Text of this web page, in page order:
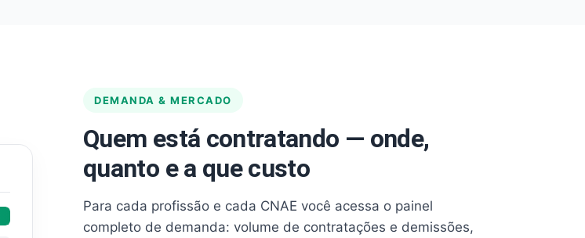
DEMANDA & MERCADO
Quem está contratando — onde,
quanto e a que custo
Para cada profissão e cada CNAE você acessa o painel
completo de demanda: volume de contratações e demissões,